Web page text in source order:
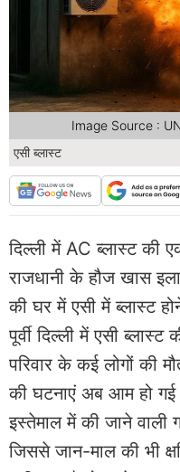
एसी ब्लास्ट
Image Source :
दिल्ली में AC ब्लास्ट
राजधानी के हौज खास
की घर में एसी में ब्लास्ट
पूर्वी दिल्ली में एसी
परिवार के कई लोगों की
की घटनाएं अब आम हो
इस्तेमाल में की जाने वाली
जिससे जान-माल की भी